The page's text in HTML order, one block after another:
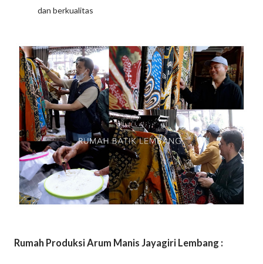
dan berkualitas
Rumah Produksi Arum Manis Jayagiri Lembang :